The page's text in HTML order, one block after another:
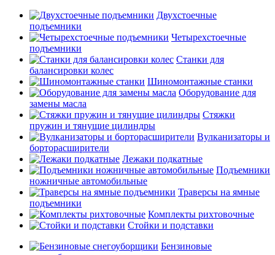
Двухстоечные
подъемники
Четырехстоечные
подъемники
Станки для
балансировки колес
Шиномонтажные станки
Оборудование для
замены масла
Стяжки
пружин и тянущие цилиндры
Вулканизаторы и
борторасширители
Лежаки подкатные
Подъемники
ножничные автомобильные
Траверсы на ямные
подъемники
Комплекты рихтовочные
Стойки и подставки
Бензиновые